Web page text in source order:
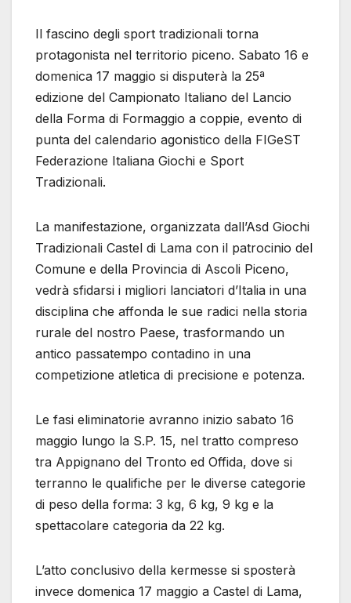
Il fascino degli sport tradizionali torna
protagonista nel territorio piceno. Sabato 16 e
domenica 17 maggio si disputerà la 25ª
edizione del Campionato Italiano del Lancio
della Forma di Formaggio a coppie, evento di
punta del calendario agonistico della FIGeST
Federazione Italiana Giochi e Sport
Tradizionali.
La manifestazione, organizzata dall’Asd Giochi
Tradizionali Castel di Lama con il patrocinio del
Comune e della Provincia di Ascoli Piceno,
vedrà sfidarsi i migliori lanciatori d’Italia in una
disciplina che affonda le sue radici nella storia
rurale del nostro Paese, trasformando un
antico passatempo contadino in una
competizione atletica di precisione e potenza.
Le fasi eliminatorie avranno inizio sabato 16
maggio lungo la S.P. 15, nel tratto compreso
tra Appignano del Tronto ed Offida, dove si
terranno le qualifiche per le diverse categorie
di peso della forma: 3 kg, 6 kg, 9 kg e la
spettacolare categoria da 22 kg.
L’atto conclusivo della kermesse si sposterà
invece domenica 17 maggio a Castel di Lama,